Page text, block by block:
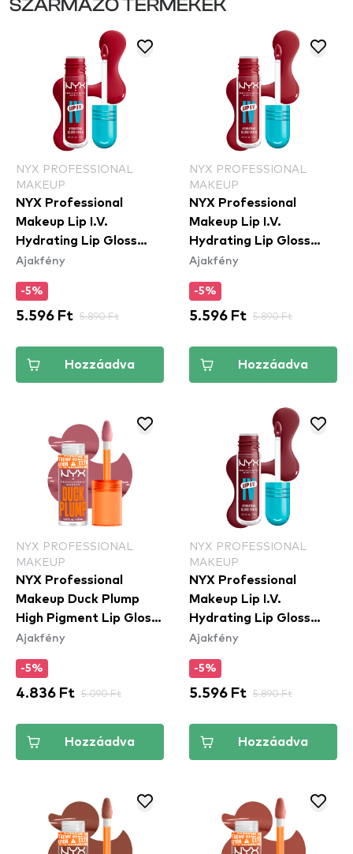
SZÁRMAZÓ TERMÉKEK
NYX PROFESSIONAL
MAKEUP
NYX Professional
Makeup Lip I.V.
Hydrating Lip Gloss
Stain - 11 Red-y Set
Ajakfény
-5%
5.596 Ft 5.890 Ft
Hozzáadva
NYX PROFESSIONAL
MAKEUP
NYX Professional
Makeup Lip I.V.
Hydrating Lip Gloss
Stain - 10 Berry Thirsty
Ajakfény
-5%
5.596 Ft 5.890 Ft
Hozzáadva
NYX PROFESSIONAL
MAKEUP
NYX Professional
Makeup Duck Plump
High Pigment Lip Gloss
- Lilac On Lock
Ajakfény
-5%
4.836 Ft 5.090 Ft
Hozzáadva
NYX PROFESSIONAL
MAKEUP
NYX Professional
Makeup Lip I.V.
Hydrating Lip Gloss
Stain - 08 Drippin In
Ajakfény
-5%
5.596 Ft 5.890 Ft
Hozzáadva